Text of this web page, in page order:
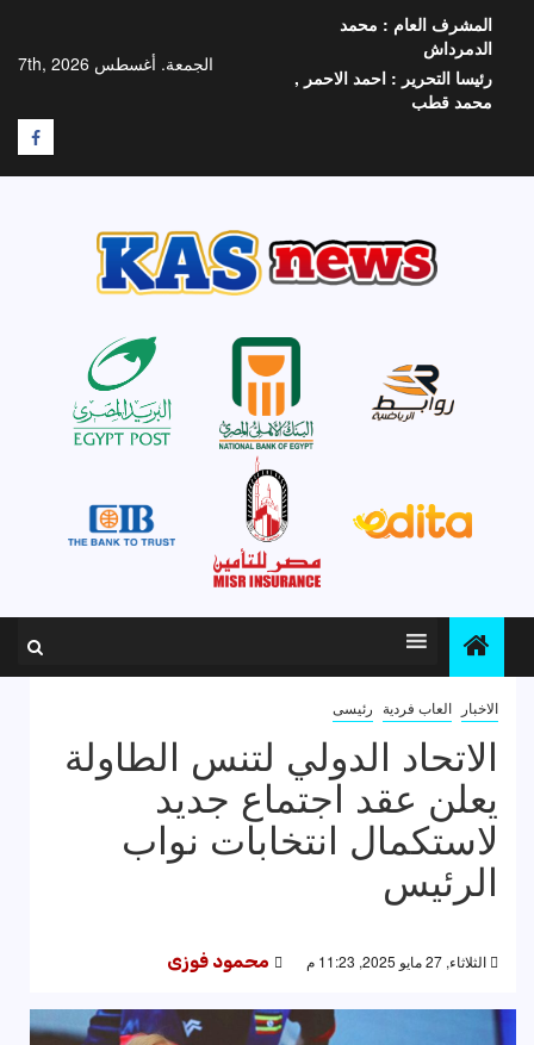
المحتوى
الجمعة. أغسطس 7th, 2026
المشرف العام : محمد
الدمرداش
رئيسا التحرير : احمد الاحمر ,
محمد قطب
F
الاخبار العاب فردية رئيسى
الاتحاد الدولي لتنس الطاولة
يعلن عقد اجتماع جديد
لاستكمال انتخابات نواب
الرئيس
الثلاثاء, 27 مايو 2025, 11:23 م محمود فوزى